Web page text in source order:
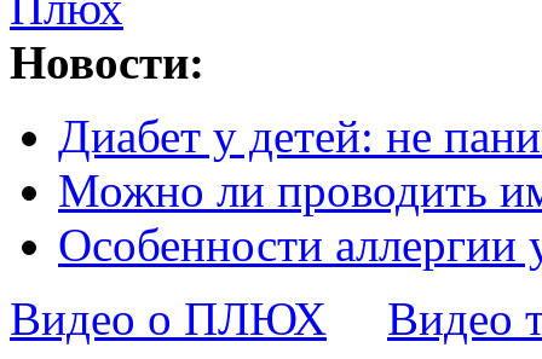
Новости:
Диабет у детей: не
Можно ли проводить
Особенности аллергии
Видео о ПЛЮХ
Видео